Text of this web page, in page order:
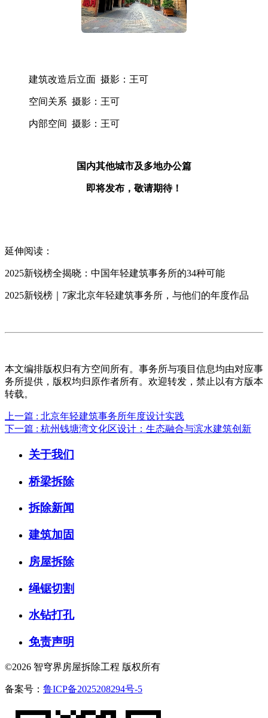
建筑改造后立面 摄影：王可
空间关系 摄影：王可
内部空间 摄影：王可
国内其他城市及多地办公篇
即将发布，敬请期待！
延伸阅读：
2025新锐榜全揭晓：中国年轻建筑事务所的34种可能
2025新锐榜｜7家北京年轻建筑事务所，与他们的年度作品
本文编排版权归有方空间所有。事务所与项目信息均由对应事
务所提供，版权均归原作者所有。欢迎转发，禁止以有方版本
转载。
上一篇 : 北京年轻建筑事务所年度设计实践
下一篇 : 杭州钱塘湾文化区设计：生态融合与滨水建筑创新
关于我们
桥梁拆除
拆除新闻
建筑加固
房屋拆除
绳锯切割
水钻打孔
免责声明
©2026 智穹界房屋拆除工程 版权所有
备案号： 鲁ICP备2025208294号-5